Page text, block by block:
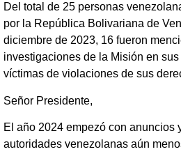
Del total de 25 personas
por la República Bolivariana de
diciembre de 2023, 16 fueron
investigaciones de la Misión en
víctimas de violaciones de sus
Señor Presidente,
El año 2024 empezó con anuncios
autoridades venezolanas aún